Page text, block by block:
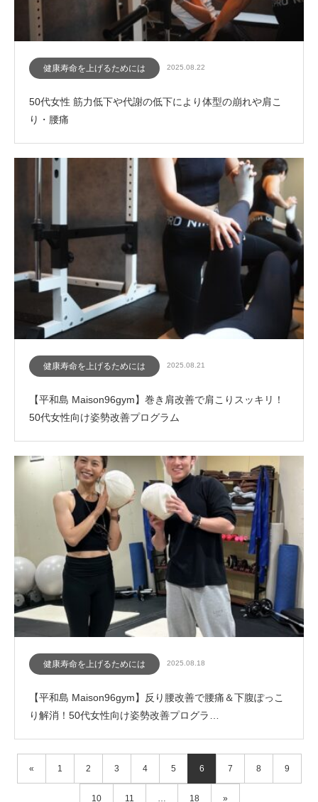
健康寿命を上げるためには 2025.08.22
50代女性 筋力低下や代謝の低下により体型の崩れや肩こ
り・腰痛
健康寿命を上げるためには 2025.08.21
【平和島 Maison96gym】巻き肩改善で肩こりスッキリ！
50代女性向け姿勢改善プログラム
健康寿命を上げるためには 2025.08.18
【平和島 Maison96gym】反り腰改善で腰痛＆下腹ぽっこ
り解消！50代女性向け姿勢改善プログラ…
« 1 2 3 4 5 6 7 8 9
10 11 … 18 »